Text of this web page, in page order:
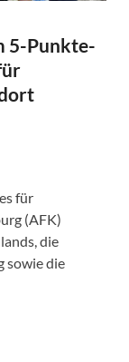
5-Punkte-
für
(AFK)
die
sowie die